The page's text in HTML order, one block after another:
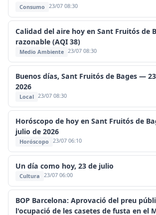
Consumo 23/07 08:30
Calidad del aire hoy en Sant Fruitós de
razonable (AQI 38)
Medio Ambiente 23/07 08:30
Buenos días, Sant Fruitós de Bages —
2026
Local 23/07 08:30
Horóscopo de hoy en Sant Fruitós de
julio de 2026
Horóscopo 23/07 06:10
Un día como hoy, 23 de julio
Cultura 23/07 06:00
BOP Barcelona: Aprovació del preu
l'ocupació de les casetes de fusta en el